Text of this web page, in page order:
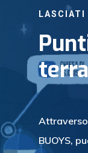
LASCIATI
Attraverso
BUOYS,